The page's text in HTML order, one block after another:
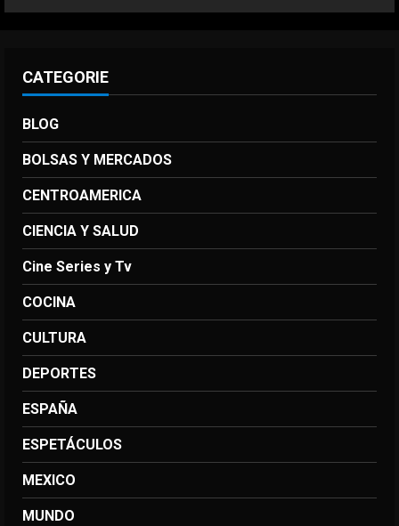
CATEGORIE
BLOG
BOLSAS Y MERCADOS
CENTROAMERICA
CIENCIA Y SALUD
Cine Series y Tv
COCINA
CULTURA
DEPORTES
ESPAÑA
ESPETÁCULOS
MEXICO
MUNDO